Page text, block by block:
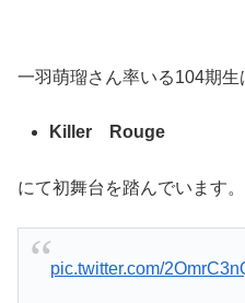
一羽萌瑠さん率いる104期生
Killer Rouge
にて初舞台を踏んでいます。
pic.twitter.com/